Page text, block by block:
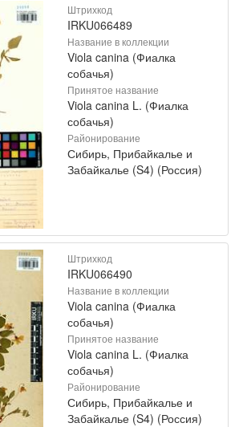
Штрихкод
IRKU066489
Название в коллекции
Viola canina (Фиалка
собачья)
Принятое название
Viola canina L. (Фиалка
собачья)
Районирование
Сибирь, Прибайкалье и
Забайкалье (S4) (Россия)
Штрихкод
IRKU066490
Название в коллекции
Viola canina (Фиалка
собачья)
Принятое название
Viola canina L. (Фиалка
собачья)
Районирование
Сибирь, Прибайкалье и
Забайкалье (S4) (Россия)